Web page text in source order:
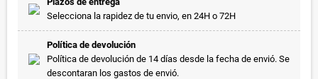
Selecciona la rapidez de tu envio, en 24H o 72H
Política de devolución
Política de devolución de 14 días desde la fecha de envió. Se
descontaran los gastos de envió.